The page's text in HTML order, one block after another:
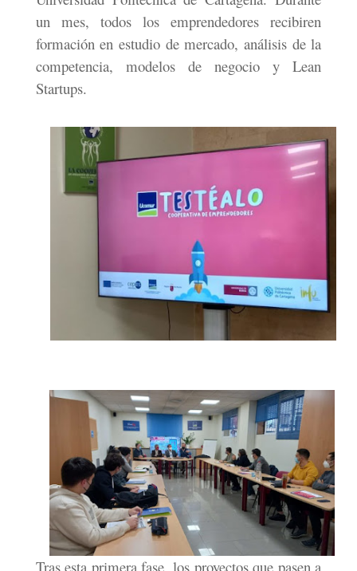
un mes, todos los emprendedores recibiren
formación en estudio de mercado, análisis de la
competencia, modelos de negocio y Lean
Startups.
Tras esta primera fase, los proyectos que pasen a